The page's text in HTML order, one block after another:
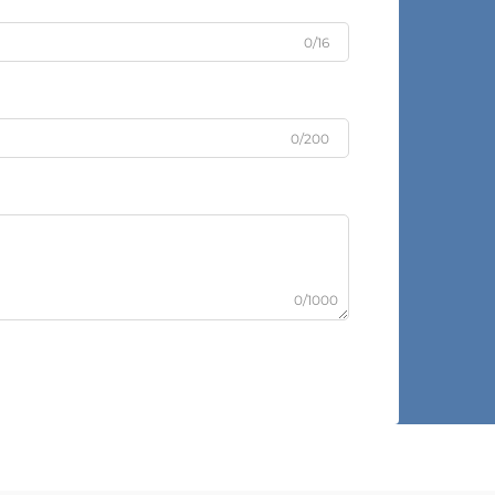
0/16
0/200
0/1000